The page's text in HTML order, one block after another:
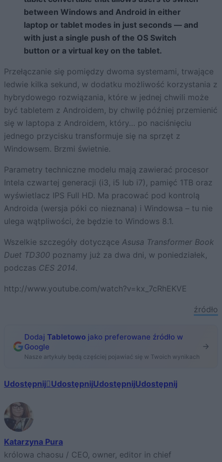
between Windows and Android in either
laptop or tablet modes in just seconds — and
with just a single push of the OS Switch
button or a virtual key on the tablet.
Przełączanie się pomiędzy dwoma systemami, trwające
ledwie kilka sekund, w dodatku możliwość korzystania z
hybrydowego rozwiązania, które w jednej chwili może
być tabletem z Androidem, by chwilę później przemienić
się w laptopa z Androidem, który… po naciśnięciu
jednego przycisku transformuje się na sprzęt z
Windowsem. Brzmi świetnie.
Parametry techniczne modelu mają zawierać procesor
Intela czwartej generacji (i3, i5 lub i7), pamięć 1TB oraz
wyświetlacz IPS Full HD. Ma pracować pod kontrolą
Androida (wersja póki co nieznana) i Windowsa – tu nie
ulega wątpliwości, że będzie to Windows 8.1.
Wszelkie szczegóły dotyczące Asusa Transformer Book
Duet TD300 poznamy już za dwa dni, w poniedziałek,
podczas CES 2014.
http://www.youtube.com/watch?v=kx_7cRhEKVE
źródło
Dodaj Tabletowo jako preferowane źródło w
Google
Nasze artykuły będą częściej pojawiać się w Twoich wynikach
Udostępnij UdostępnijUdostępnijUdostępnij
Katarzyna Pura
królowa chaosu / CEO, owner, editor in chief